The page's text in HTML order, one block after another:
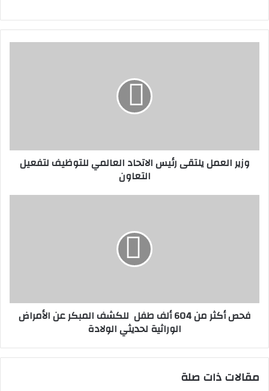
ل
د
ل
وزير العمل يلتقى رئيس الاتحاد العالمي للتوظيف لتفعيل
التعاون
ن
ف
فحص أكثر من 604 ألف طفل للكشف المبكر عن الأمراض
الوراثية لحديثي الولادة
مقالات ذات صلة